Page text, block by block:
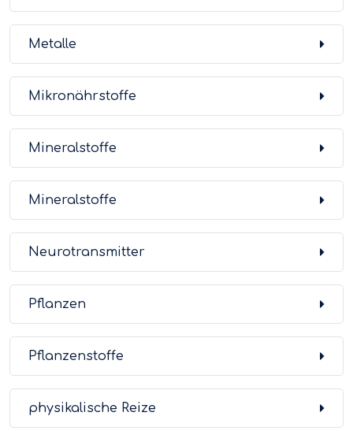
Metalle
Mikronährstoffe
Mineralstoffe
Mineralstoffe
Neurotransmitter
Pflanzen
Pflanzenstoffe
physikalische Reize